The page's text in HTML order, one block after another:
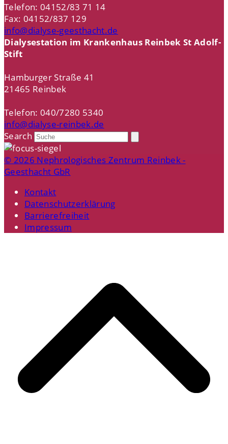
Telefon: 04152/83 71 14
Fax: 04152/837 129
info@dialyse-geesthacht.de
Dialysestation im Krankenhaus Reinbek St Adolf-
Stift
Hamburger Straße 41
21465 Reinbek
Telefon: 040/7280 5340
info@dialyse-reinbek.de
Search
© 2026 Nephrologisches Zentrum Reinbek -
Geesthacht GbR
Kontakt
Datenschutzerklärung
Barrierefreiheit
Impressum